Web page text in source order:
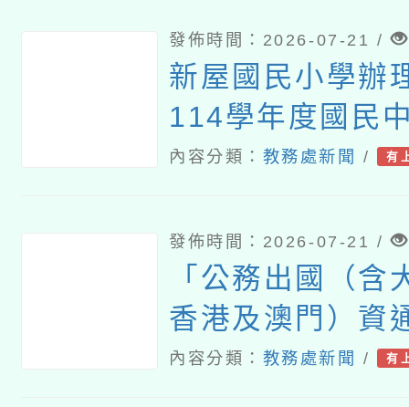
教案遴選成果發
發佈時間：2026-07-21 /
新屋國民小學辦
114學年度國民
語文（客語文）
內容分類： 教務處新聞 / 有
發佈時間：2026-07-21 /
「公務出國（含
香港及澳門）資
理須知」
內容分類： 教務處新聞 / 有